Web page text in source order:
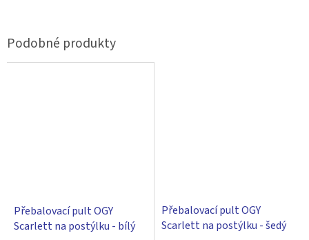
Přebalovací pult OGY
Scarlett na postýlku - bílý
Přebalovací pult OGY
Scarlett na postýlku - šedý